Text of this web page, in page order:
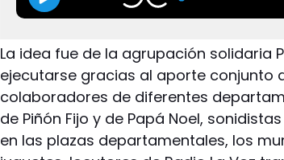
La idea fue de la agrupación solidaria
ejecutarse gracias al aporte conjunto
colaboradores de diferentes
de Piñón Fijo y de Papá Noel,
en las plazas departamentales, los